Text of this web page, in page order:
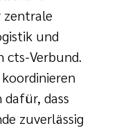
zentrale
und
cts-Verbund.
dass
zuverlässig